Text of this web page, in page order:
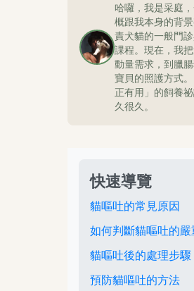
哈囉，我是采庭
概跟我本身的背
責犬貓的一般門
課程。現在，我
動量需求，到臘
寶貝的照護方式
正有用」的飼養
久很久。
快速導覽
貓嘔吐的常見原因
如何判斷貓嘔吐的嚴
貓嘔吐後的處理步驟
預防貓嘔吐的方法